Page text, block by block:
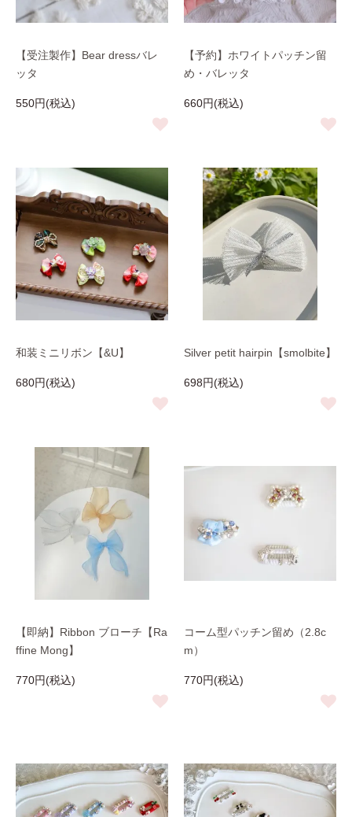
【受注製作】Bear dressバレ
ッタ
550円(税込)
【予約】ホワイトパッチン留
め・バレッタ
660円(税込)
和装ミニリボン【&U】
680円(税込)
Silver petit hairpin【smolbite】
698円(税込)
【即納】Ribbon ブローチ【Ra
ffine Mong】
770円(税込)
コーム型パッチン留め（2.8c
m）
770円(税込)